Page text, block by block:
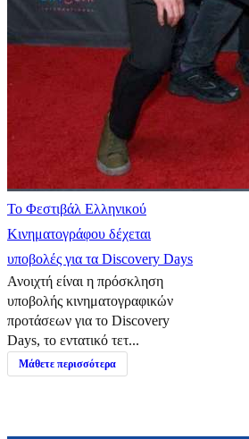
Το Φεστιβάλ Ελληνικού
Κινηματογράφου δέχεται
υποβολές για τα Discovery Days
Ανοιχτή είναι η πρόσκληση
υποβολής κινηματογραφικών
προτάσεων για το Discovery
Days, το εντατικό τετ...
Μάθετε περισσότερα